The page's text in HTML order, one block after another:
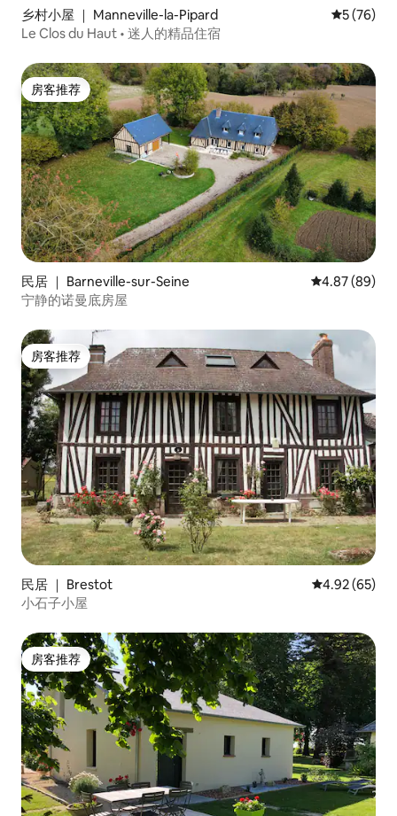
乡村小屋 ｜ Manneville-la-Pipard 平均评分
5 (76)
Le Clos du Haut • 迷人的精品住宿
房客推荐
房客推荐
民居 ｜ Barneville-sur-Seine 平均评分 4.87
4.87 (89)
宁静的诺曼底房屋
房客推荐
房客推荐
民居 ｜ Brestot 平均评分
4.92 (65)
小石子小屋
房客推荐
房客推荐